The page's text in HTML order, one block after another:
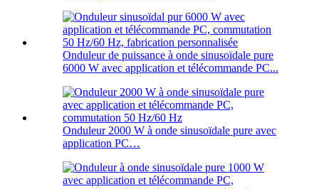
Onduleur de puissance à onde sinusoïdale pure
6000 W avec application et télécommande PC...
Onduleur 2000 W à onde sinusoïdale pure avec
application PC…